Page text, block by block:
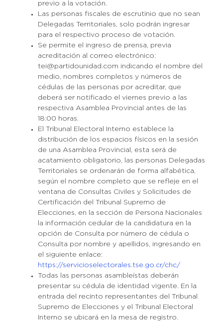
previo a la votación.
Las personas fiscales de escrutinio que no sean
Delegadas Territoriales, solo podrán ingresar
para el respectivo proceso de votación.
Se permite el ingreso de prensa, previa
acreditación al correo electrónico:
tei@partidounidad.com indicando el nombre del
medio, nombres completos y números de
cédulas de las personas por acreditar, que
deberá ser notificado el viernes previo a las
respectiva Asamblea Provincial antes de las
18:00 horas.
El Tribunal Electoral Interno establece la
distribución de los espacios físicos en la sesión
de una Asamblea Provincial, esta será de
acatamiento obligatorio, las personas Delegadas
Territoriales se ordenarán de forma alfabética,
según el nombre completo que se refleje en el
ventana de Consultas Civiles y Solicitudes de
Certificación del Tribunal Supremo de
Elecciones, en la sección de Persona Nacionales
la información cedular de la candidatura en la
opción de Consulta por número de cédula o
Consulta por nombre y apellidos, ingresando en
el siguiente enlace:
https://servicioselectorales.tse.go.cr/chc/
Todas las personas asambleístas deberán
presentar su cédula de identidad vigente. En la
entrada del recinto representantes del Tribunal
Supremo de Elecciones y el Tribunal Electoral
Interno se ubicará en la mesa de registro.